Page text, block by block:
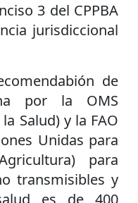
3 del CPPBA
jurisdiccional
de
por la OMS
Salud) y la FAO
Unidas para
para
transmisibles y
es de 400